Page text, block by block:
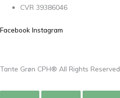
CVR 39386046
Facebook Instagram
Tante Grøn CPH® All Rights Reserved